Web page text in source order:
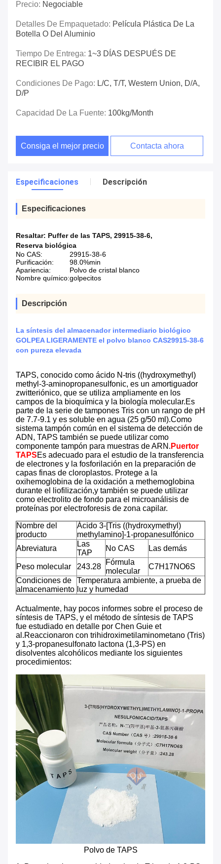
Precio: Negociable
Detalles De Empaquetado: Película Plástica De La
Botella O Del Aluminio
Tiempo De Entrega: 1~3 DÍAS DESPUÉS DE
RECIBIR EL PAGO
Condiciones De Pago: L/C, T/T, Western Union, D/A,
D/P
Capacidad De La Fuente: 100kg/month
Consiga el mejor precio Contacta ahora
Especificaciones Descripción
Especificaciones
Resaltar: Puffer de las TAPS, 29915-38-6,
Reserva biológica
No CAS:
29915-38-6
Purificación:
98.0%min
Apariencia:
Polvo de cristal blanco
Nombre químico:golpecitos
Descripción
La síntesis del almacenador intermediario biológico
GOLPEA LIGERAMENTE el polvo blanco CAS29915-38-6
con pureza elevada
TAPS, conocido como ácido N-tris ((hydroxymethyl)
methyl-3-aminopropanesulfonic, es un amortiguador
zwitteriónico, que se utiliza ampliamente en los
campos de la bioquímica y la biología molecular.Es
parte de la serie de tampones Tris con un rango de pH
de 7.7-9.1 y es soluble en agua (25 g/50 ml).Como
sistema tampón común en el sistema de detección de
ADN, TAPS también se puede utilizar como
componente tampón para muestras de ARN. Puertor
TAPSEs adecuado para el estudio de la transferencia
de electrones y la fosforilación en la preparación de
capas finas de cloroplastos. Protege a la
oxihemoglobina de la oxidación a methemoglobina
durante el liofilización,y también se puede utilizar
como electrolito de fondo para el microanálisis de
proteínas por electroforesis de zona capilar.
Nombre del
producto
Ácido 3-[Tris ((hydroxymethyl)
methylamino]-1-propanesulfónico
Abreviatura
Las
TAP
No CAS Las demás
Peso molecular 243.28
Fórmula
molecular
C7H17NO6S
Condiciones de
almacenamiento
Temperatura ambiente, a prueba de
luz y humedad
Actualmente, hay pocos informes sobre el proceso de
síntesis de TAPS, y el método de síntesis de TAPS
fue estudiado en detalle por Chen Guie et
al.Reaccionaron con trihidroximetilaminometano (Tris)
y 1,3-propanesulfonato lactona (1,3-PS) en
disolventes alcohólicos mediante los siguientes
procedimientos:
Polvo de TAPS